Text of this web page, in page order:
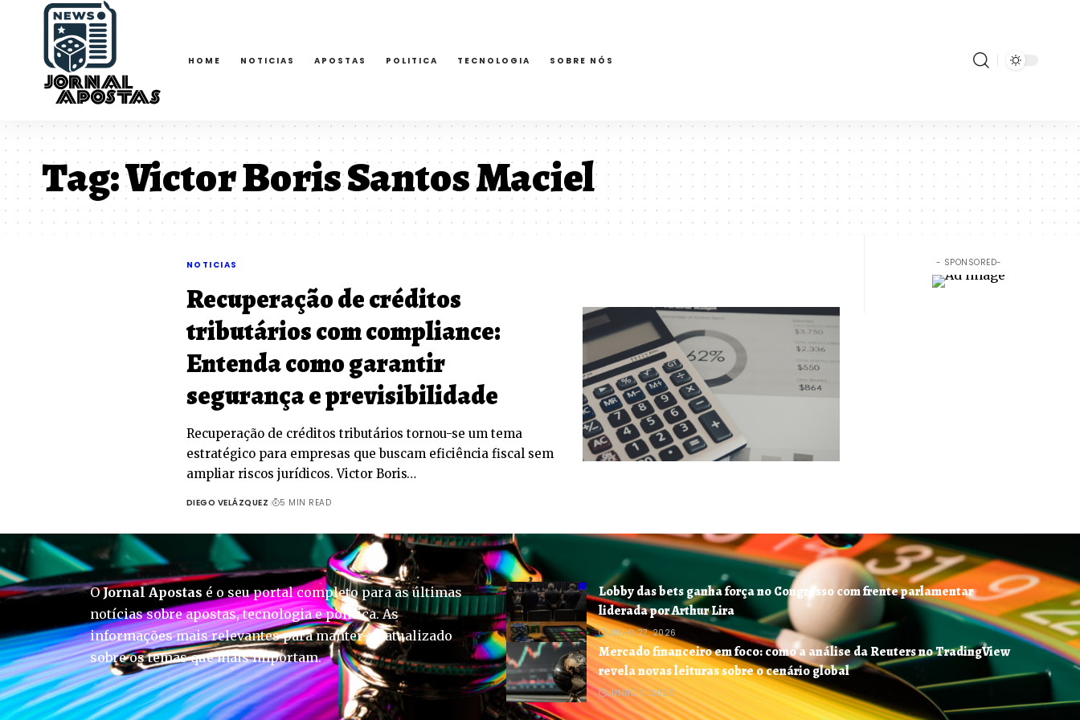
HOME NOTICIAS APOSTAS POLITICA TECNOLOGIA SOBRE NÓS
Tag:Victor Boris Santos Maciel
NOTICIAS
Recuperação de créditos
tributários com compliance:
Entenda como garantir
segurança e previsibilidade
Recuperação de créditos tributários tornou-se um tema
estratégico para empresas que buscam eficiência fiscal sem
ampliar riscos jurídicos. Victor Boris…
DIEGO VELÁZQUEZ 5 MIN READ
- SPONSORED-
OJornal Apostas é o seu portal completo para as últimas
notícias sobre apostas, tecnologia e política. As
informações mais relevantes para manter-se atualizado
sobre os temas que mais importam.
Lobby das bets ganha força no Congresso com frente parlamentar
liderada por Arthur Lira
JULHO 27, 2026
Mercado financeiro em foco: como a análise da Reuters no TradingView
revela novas leituras sobre o cenário global
JUNHO 8, 2026